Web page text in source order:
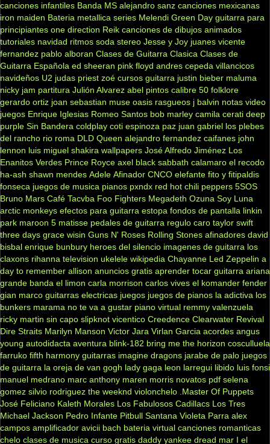
canciones infantiles Banda MS alejandro sanz canciones mexicanas
iron maiden Bateria metallica series Melendi Green Day guitarra para
principiantes one direction Reik canciones de dibujos animados
tutoriales navidad ritmos soda stereo Jesse y Joy juanes vicente
fernandez pablo alboran Clases de Guitarra Clasica Clases de
Guitarra Española ed sheeran pink floyd andres cepeda villancicos
navideños U2 judas priest zoé cursos guitarra justin bieber maluma
nicky jam partitura Julión Alvarez abel pintos calibre 50 folklore
gerardo ortiz joan sebastian muse oasis rasgueos j balvin notas video
juegos Enrique Iglesias Romeo Santos bob marley camila cerati deep
purple Sin Bandera coldplay coti espinoza paz juan gabriel los plebes
del rancho rio roma DLD Queen alejandro fernandez caifanes john
lennon luis miguel shakira wallpapers José Alfredo Jiménez Los
Enanitos Verdes Prince Royce axel black sabbath calamaro el recodo
ha-ash shawn mendes Adele Afinador CNCO elefante fito y fitipaldis
fonseca juegos de musica pianos pxndx red hot chili peppers 5SOS
Bruno Mars Café Tacvba Foo Fighters Megadeth Ozuna Soy Luna
arctic monkeys efectos para guitarra estopa fondos de pantalla linkin
park maroon 5 matisse pedales de guitarra regulo caro taylor swift
three days grace wisin Guns N' Roses Rolling Stones afinadores david
bisbal enrique bunbury heroes del silencio imagenes de guitarra los
claxons rihanna television ukelele wikipedia Chayanne Led Zeppelin a
day to remember allison anuncios gratis aprender tocar guitarra ariana
grande banda el limon carla morrison carlos vives el komander fender
gian marco guitarras electricas juegos juegos de pianos la adictiva los
bunkers marama no te va a gustar piano virtual remmy valenzuela
ricky martin sin capo slipknot vicentico Creedence Clearwater Revival
Dire Straits Marilyn Manson Victor Jara Virlan Garcia acordes angus
young autodidacta aventura blink-182 bring me the horizon cosculluela
farruko fifth harmony guitarras imagine dragons jarabe de palo juegos
de guitarra la oreja de van gogh lady gaga leon larregui libido luis fonsi
manuel medrano marc anthony maren morris novatos pdf selena
gomez silvio rodriguez the weeknd violonchelo .Master Of Puppets
José Feliciano Kaleth Morales Los Fabulosos Cadillacs Los Tres
Michael Jackson Pedro Infante Pitbull Santana Violeta Parra alex
campos amplificador avicii bach bateria virtual canciones romanticas
chelo clases de musica curso gratis daddy yankee dread mar I el